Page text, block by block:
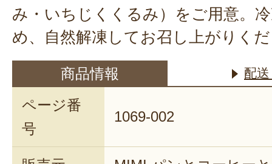
み・いちじくくるみ）をご用意。
め、自然解凍してお召し上がりく
商品情報 配
ページ番
号
1069-002